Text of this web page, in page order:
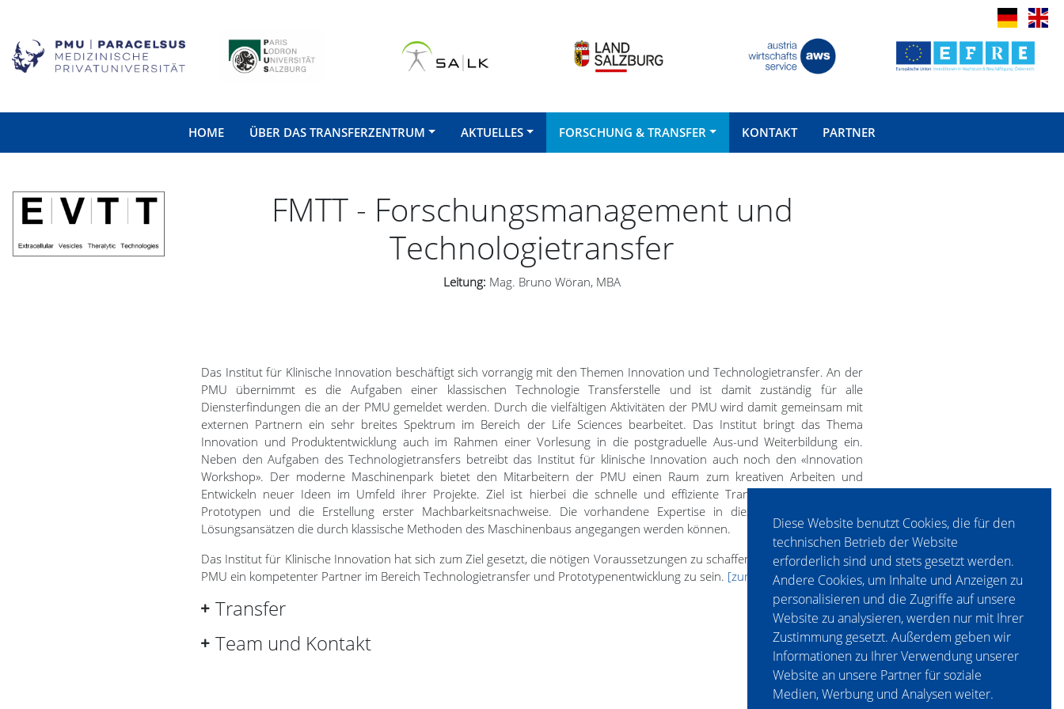
Diese Website benutzt Cookies, die für den
technischen Betrieb der Website
erforderlich sind und stets gesetzt werden.
Andere Cookies, um Inhalte und Anzeigen zu
personalisieren und die Zugriffe auf unsere
Website zu analysieren, werden nur mit Ihrer
Zustimmung gesetzt. Außerdem geben wir
Informationen zu Ihrer Verwendung unserer
Website an unsere Partner für soziale
Medien, Werbung und Analysen weiter.
HOME ÜBER DAS TRANSFERZENTRUM AKTUELLES FORSCHUNG & TRANSFER KONTAKT PARTNER
FMTT - Forschungsmanagement und
Technologietransfer
Leitung: Mag. Bruno Wöran, MBA
Das Institut für Klinische Innovation beschäftigt sich vorrangig mit den Themen Innovation und Technologietransfer. An der
PMU übernimmt es die Aufgaben einer klassischen Technologie Transferstelle und ist damit zuständig für alle
Diensterfindungen die an der PMU gemeldet werden. Durch die vielfältigen Aktivitäten der PMU wird damit gemeinsam mit
externen Partnern ein sehr breites Spektrum im Bereich der Life Sciences bearbeitet. Das Institut bringt das Thema
Innovation und Produktentwicklung auch im Rahmen einer Vorlesung in die postgraduelle Aus-und Weiterbildung ein.
Neben den Aufgaben des Technologietransfers betreibt das Institut für klinische Innovation auch noch den «Innovation
Workshop». Der moderne Maschinenpark bietet den Mitarbeitern der PMU einen Raum zum kreativen Arbeiten und
Entwickeln neuer Ideen im Umfeld ihrer Projekte. Ziel ist hierbei die schnelle und effiziente Translation von Ideen in
Prototypen und die Erstellung erster Machbarkeitsnachweise. Die vorhandene Expertise in diesem Bereich liegt in
Lösungsansätzen die durch klassische Methoden des Maschinenbaus angegangen werden können.
Das Institut für Klinische Innovation hat sich zum Ziel gesetzt, die nötigen Voraussetzungen zu schaffen, um am Campus der
PMU ein kompetenter Partner im Bereich Technologietransfer und Prototypenentwicklung zu sein. [zur Homepage]
Transfer
Team und Kontakt